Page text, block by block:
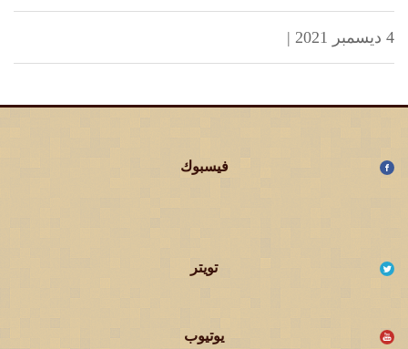
4 ديسمبر 2021 |
فيسبوك
تويتر
يوتيوب